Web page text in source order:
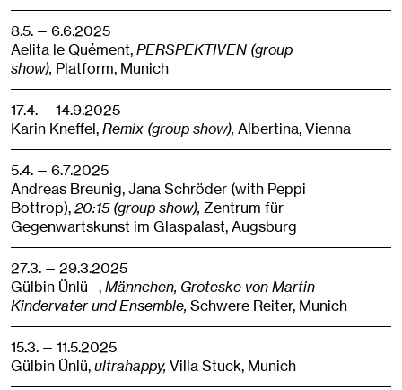
8.5. — 6.6.2025
Aelita le Quément,PERSPEKTIVEN (group
show), Platform, Munich
17.4. — 14.9.2025
Karin Kneffel,Remix (group show), Albertina,Vienna
5.4. — 6.7.2025
Andreas Breunig, Jana Schröder (with Peppi
Bottrop),20:15 (group show), Zentrum für
Gegenwartskunst im Glaspalast,Augsburg
27.3. — 29.3.2025
Gülbin Ünlü –,Männchen, Groteske von Martin
Kindervater und Ensemble, Schwere Reiter, Munich
15.3. — 11.5.2025
Gülbin Ünlü,ultrahappy, Villa Stuck, Munich